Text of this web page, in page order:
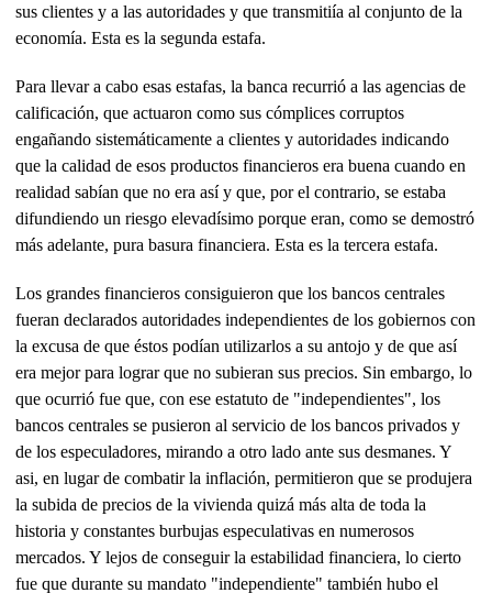
sus clientes y a las autoridades y que transmitiía al conjunto de la
economía. Esta es la segunda estafa.
Para llevar a cabo esas estafas, la banca recurrió a las agencias de
calificación, que actuaron como sus cómplices corruptos
engañando sistemáticamente a clientes y autoridades indicando
que la calidad de esos productos financieros era buena cuando en
realidad sabían que no era así y que, por el contrario, se estaba
difundiendo un riesgo elevadísimo porque eran, como se demostró
más adelante, pura basura financiera. Esta es la tercera estafa.
Los grandes financieros consiguieron que los bancos centrales
fueran declarados autoridades independientes de los gobiernos con
la excusa de que éstos podían utilizarlos a su antojo y de que así
era mejor para lograr que no subieran sus precios. Sin embargo, lo
que ocurrió fue que, con ese estatuto de "independientes", los
bancos centrales se pusieron al servicio de los bancos privados y
de los especuladores, mirando a otro lado ante sus desmanes. Y
asi, en lugar de combatir la inflación, permitieron que se produjera
la subida de precios de la vivienda quizá más alta de toda la
historia y constantes burbujas especulativas en numerosos
mercados. Y lejos de conseguir la estabilidad financiera, lo cierto
fue que durante su mandato "independiente" también hubo el